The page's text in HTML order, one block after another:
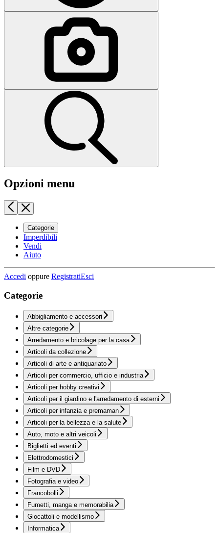
Opzioni menu
Categorie
Imperdibili
Vendi
Aiuto
Accedi oppure RegistratiEsci
Categorie
Abbigliamento e accessori
Altre categorie
Arredamento e bricolage per la casa
Articoli da collezione
Articoli di arte e antiquariato
Articoli per commercio, ufficio e industria
Articoli per hobby creativi
Articoli per il giardino e l'arredamento di esterni
Articoli per infanzia e premaman
Articoli per la bellezza e la salute
Auto, moto e altri veicoli
Biglietti ed eventi
Elettrodomestici
Film e DVD
Fotografia e video
Francobolli
Fumetti, manga e memorabilia
Giocattoli e modellismo
Informatica